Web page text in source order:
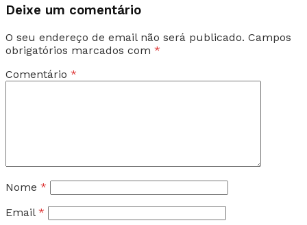
Deixe um comentário
O seu endereço de email não será publicado. Campos
obrigatórios marcados com *
Comentário *
Nome *
Email *